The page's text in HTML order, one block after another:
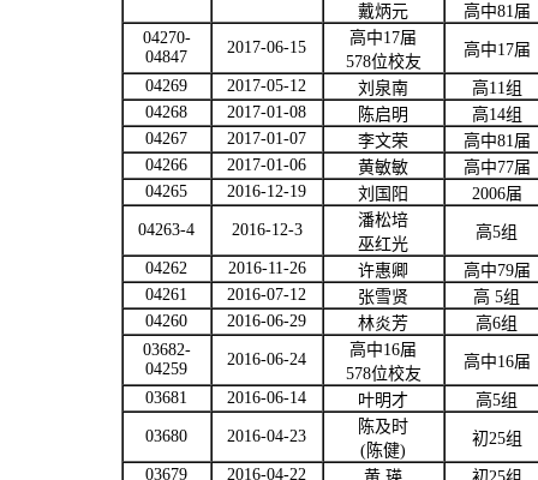
戴炳元
高中81届
04270-
04847
2017-06-15
高中17届
578位校友
高中17届
04269
2017-05-12 刘泉南 高11组
04268
2017-01-08 陈启明 高14组
04267
2017-01-07 李文荣 高中81届
04266
2017-01-06 黄敏敏 高中77届
04265
2016-12-19 刘国阳 2006届
04263-4
2016-12-3
潘松培
巫红光
高5组
04262
2016-11-26 许惠卿 高中79届
04261
2016-07-12 张雪贤 高 5组
04260
2016-06-29 林炎芳 高6组
03682-
04259
2016-06-24
高中16届
578位校友
高中16届
03681
2016-06-14 叶明才 高5组
03680
2016-04-23
陈及时
(陈健)
初25组
03679
2016-04-22